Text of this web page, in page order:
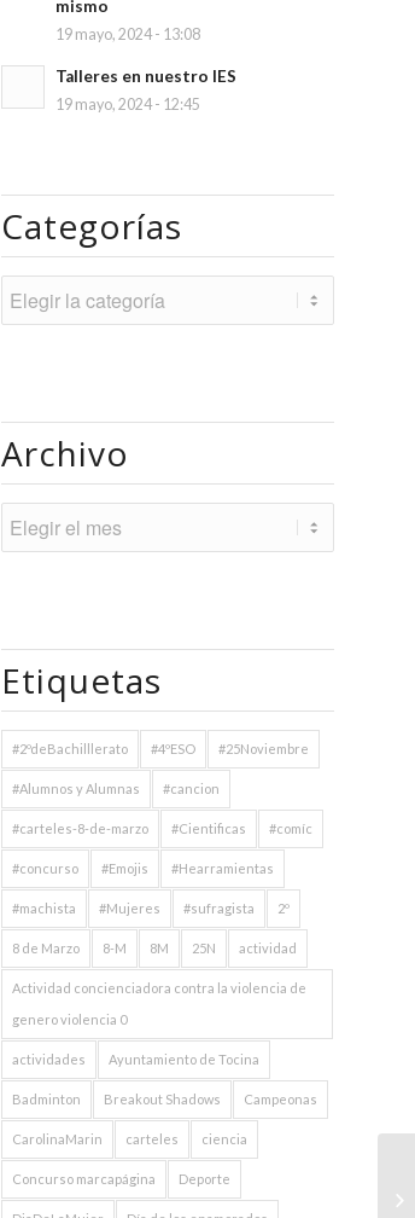
mismo
19 mayo, 2024 - 13:08
Talleres en nuestro IES
19 mayo, 2024 - 12:45
Categorías
Categorías
Archivo
Etiquetas
#2ºdeBachilllerato #4ºESO #25Noviembre
#Alumnos y Alumnas #cancion
#carteles-8-de-marzo #Cientificas #comíc
#concurso #Emojis #Hearramientas
#machista #Mujeres #sufragista 2º
8 de Marzo 8-M 8M 25N actividad
Actividad concienciadora contra la violencia de
genero violencia 0
actividades Ayuntamiento de Tocina
Badminton Breakout Shadows Campeonas
CarolinaMarin carteles ciencia
Concurso marcapágina Deporte